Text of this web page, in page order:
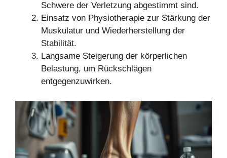
Schwere der Verletzung abgestimmt sind.
Einsatz von Physiotherapie zur Stärkung der
Muskulatur und Wiederherstellung der
Stabilität.
Langsame Steigerung der körperlichen
Belastung, um Rückschlägen
entgegenzuwirken.